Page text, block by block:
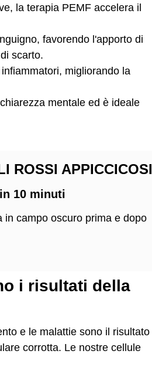
la terapia PEMF accelera il
favorendo l'apporto di
scarto.
migliorando la
mentale ed è ideale
ROSSI APPICCICOSI
10 minuti
in campo oscuro prima e dopo
i risultati della
e le malattie sono il risultato
corrotta. Le nostre cellule